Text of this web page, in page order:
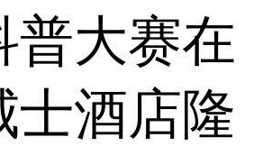
普大赛在
士酒店隆